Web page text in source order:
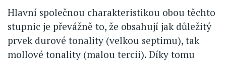
Hlavní společnou charakteristikou obou těchto
stupnic je převážně to, že obsahují jak důležitý
prvek durové tonality (velkou septimu), tak
mollové tonality (malou tercii). Díky tomu